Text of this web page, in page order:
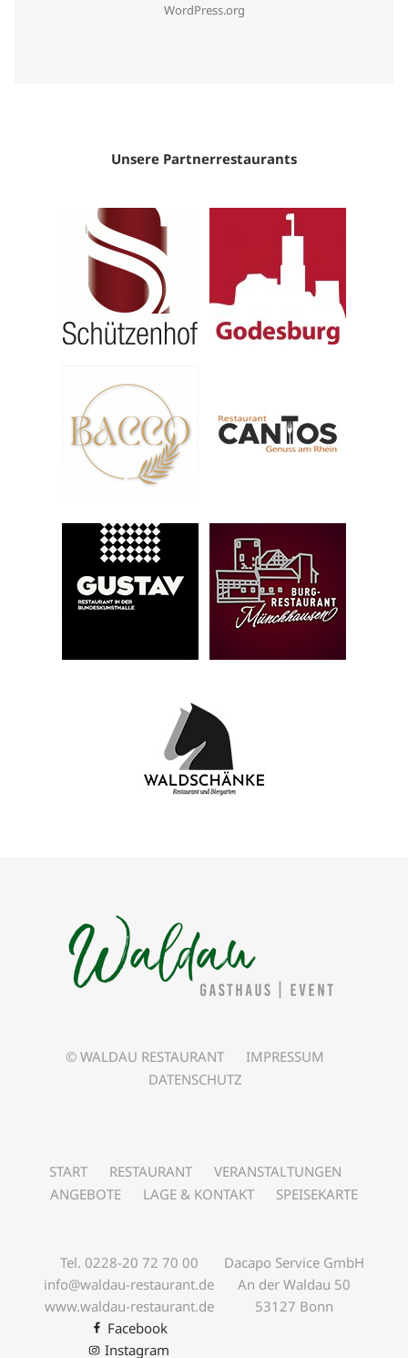
WordPress.org
Unsere Partnerrestaurants
© WALDAU RESTAURANT
IMPRESSUM
DATENSCHUTZ
START RESTAURANT
VERANSTALTUNGEN
ANGEBOTE
LAGE & KONTAKT SPEISEKARTE
Tel. 0228-20 72 70 00
info@waldau-restaurant.de
www.waldau-restaurant.de
Facebook
Instagram
Dacapo Service GmbH
An der Waldau 50
53127 Bonn